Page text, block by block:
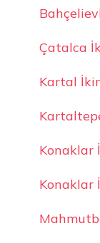
Çatalca
Kartal
Konaklar
Konaklar